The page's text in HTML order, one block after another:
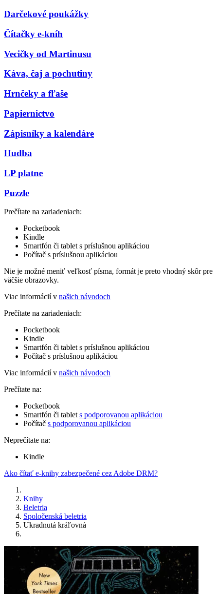
Darčekové poukážky
Čítačky e-kníh
Vecičky od Martinusu
Káva, čaj a pochutiny
Hrnčeky a fľaše
Papiernictvo
Zápisníky a kalendáre
Hudba
LP platne
Puzzle
Prečítate na zariadeniach:
Pocketbook
Kindle
Smartfón či tablet s príslušnou aplikáciou
Počítač s príslušnou aplikáciou
Nie je možné meniť veľkosť písma, formát je preto vhodný skôr pre
väčšie obrazovky.
Viac informácií v našich návodoch
Prečítate na zariadeniach:
Pocketbook
Kindle
Smartfón či tablet s príslušnou aplikáciou
Počítač s príslušnou aplikáciou
Viac informácií v našich návodoch
Prečítate na:
Pocketbook
Smartfón či tablet s podporovanou aplikáciou
Počítač s podporovanou aplikáciou
Neprečítate na:
Kindle
Ako čítať e-knihy zabezpečené cez Adobe DRM?
Knihy
Beletria
Spoločenská beletria
Ukradnutá kráľovná